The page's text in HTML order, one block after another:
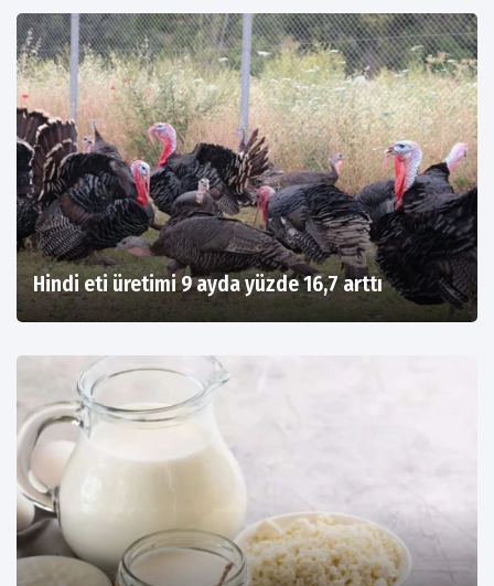
Hindi eti üretimi 9 ayda yüzde 16,7 arttı